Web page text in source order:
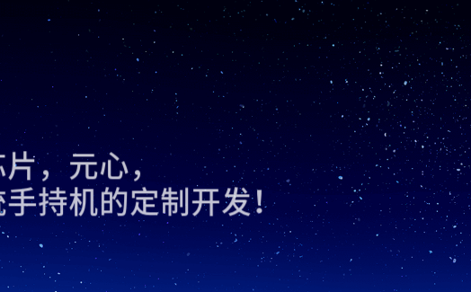
，元心，
持机的定制开发！